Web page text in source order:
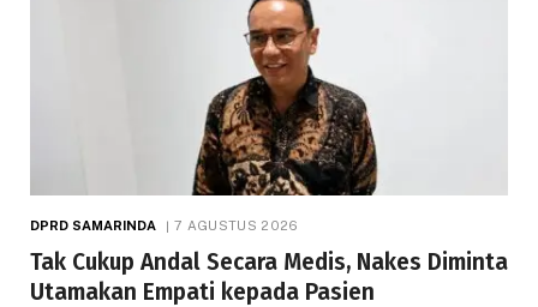
DPRD SAMARINDA 7 AGUSTUS 2026
Tak Cukup Andal Secara Medis, Nakes Diminta
Utamakan Empati kepada Pasien